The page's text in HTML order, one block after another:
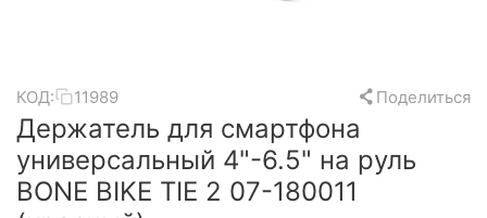
КОД: 11989 Поделиться
Держатель для смартфона
универсальный 4"-6.5" на руль
BONE BIKE TIE 2 07-180011